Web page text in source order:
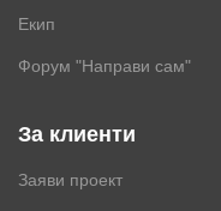
Екип
Форум "Направи сам"
За клиенти
Заяви проект